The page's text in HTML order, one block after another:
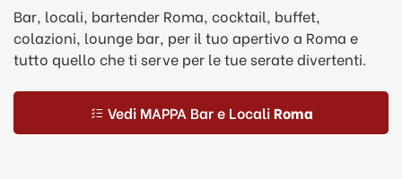
Bar, locali, bartender Roma, cocktail, buffet,
colazioni, lounge bar, per il tuo apertivo a Roma e
tutto quello che ti serve per le tue serate divertenti.
Vedi MAPPA Bar e LocaliRoma